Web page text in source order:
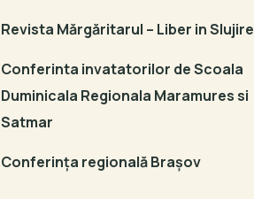
Revista Mărgăritarul – Liber in Slujire
Conferinta invatatorilor de Scoala
Duminicala Regionala Maramures si
Satmar
Conferința regională Brașov